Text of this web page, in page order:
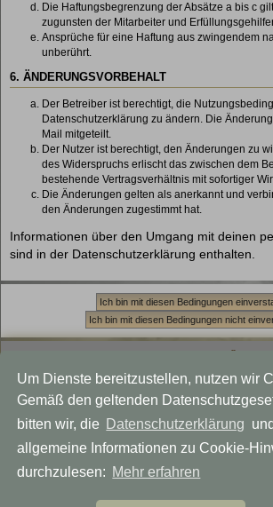
Um Dienste bereitzustellen, nutzen wir
Gemäß den geltenden
bitten wir, die
Datenschutzerklärung
allgemeine Informationen zu Cookie-
durchzulesen: Mehr erfahren
Die Haftungsbegrenzung der Absätze a bis c
zugunsten der Mitarbeiter und
Ansprüche für eine Haftung aus zwingendem
unberührt.
6. ÄNDERUNGSVORBEHALT
Der Betreiber ist berechtigt, die
Datenschutzerklärung zu ändern. Die
Mail mitgeteilt.
Der Nutzer ist berechtigt, den Änderungen zu
des Widerspruchs erlischt das zwischen dem
bestehende Vertragsverhältnis mit sofortiger
Die Änderungen gelten als anerkannt und
den Änderungen zugestimmt hat.
Informationen über den Umgang mit deinen
sind in der Datenschutzerklärung enthalten.
Viewlegend Icon-Legende
Powered byphpBB ® Forum Software ©
Datenschutz |
Style MagicMystical modified by
phpBB-Themes by: